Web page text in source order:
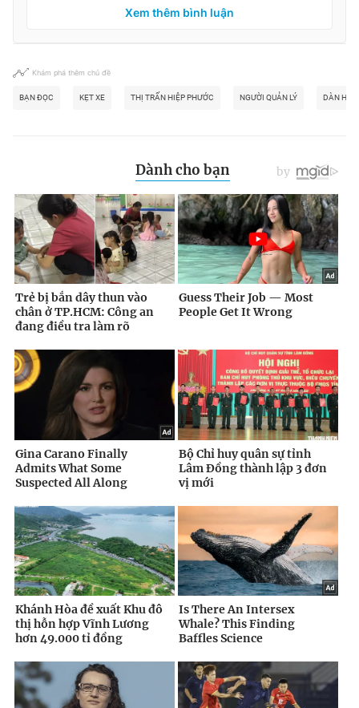
Xem thêm bình luận
Khám phá thêm chủ đề
BẠN ĐỌC KẸT XE THỊ TRẤN HIỆP PHƯỚC NGƯỜI QUẢN LÝ DÀN